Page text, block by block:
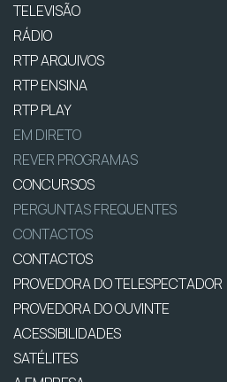
TELEVISÃO
RÁDIO
RTP ARQUIVOS
RTP ENSINA
RTP PLAY
EM DIRETO
REVER PROGRAMAS
CONCURSOS
PERGUNTAS FREQUENTES
CONTACTOS
CONTACTOS
PROVEDORA DO TELESPECTADOR
PROVEDORA DO OUVINTE
ACESSIBILIDADES
SATÉLITES